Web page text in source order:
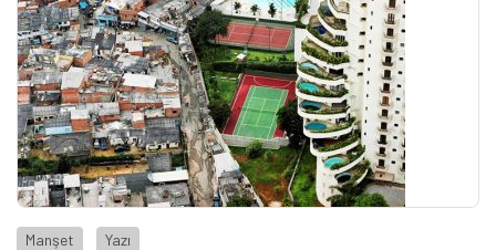
Manşet Yazı